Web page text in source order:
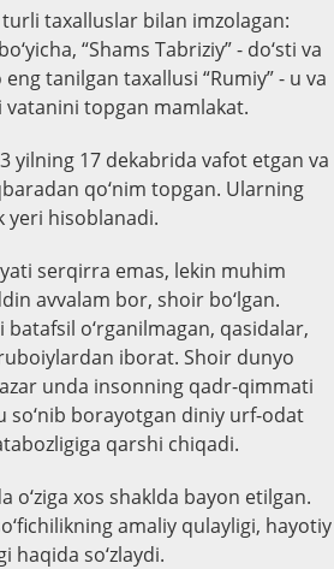
turli taxalluslar bilan imzolagan:
“Shams Tabriziy” - do‘sti va
tanilgan taxallusi “Rumiy” - u va
topgan mamlakat.
yilning 17 dekabrida vafot etgan va
qo‘nim topgan. Ularning
yeri hisoblanadi.
serqirra emas, lekin muhim
avvalam bor, shoir bo‘lgan.
batafsil o‘rganilmagan, qasidalar,
ruboiylardan iborat. Shoir dunyo
unda insonning qadr-qimmati
so‘nib borayotgan diniy urf-odat
qarshi chiqadi.
o‘ziga xos shaklda bayon etilgan.
amaliy qulayligi, hayotiy
haqida so‘zlaydi.